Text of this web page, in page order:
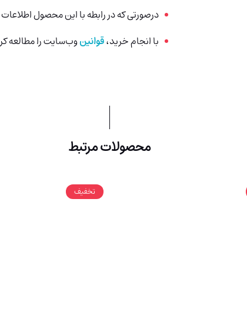
درصورتی‌ که در رابطه با این محصول اطلاعات
با انجام خرید،قوانینوب‌سایت را مطالعه
محصولات مرتبط
تخفیف